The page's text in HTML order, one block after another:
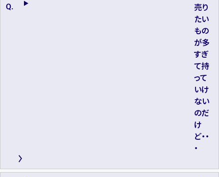
売り
たい
もの
が多
すぎ
て持
って
いけ
ない
のだ
け
ど・・
・